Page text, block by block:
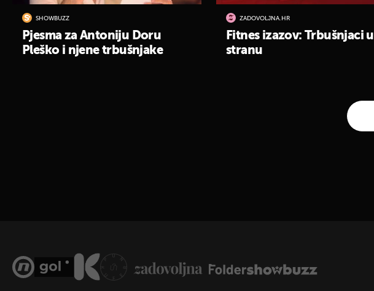
SHOWBUZZ
Pjesma za Antoniju Doru
Pleško i njene trbušnjake
ZADOVOLJNA.HR
Fitnes izazov: Trbušnjaci u
stranu